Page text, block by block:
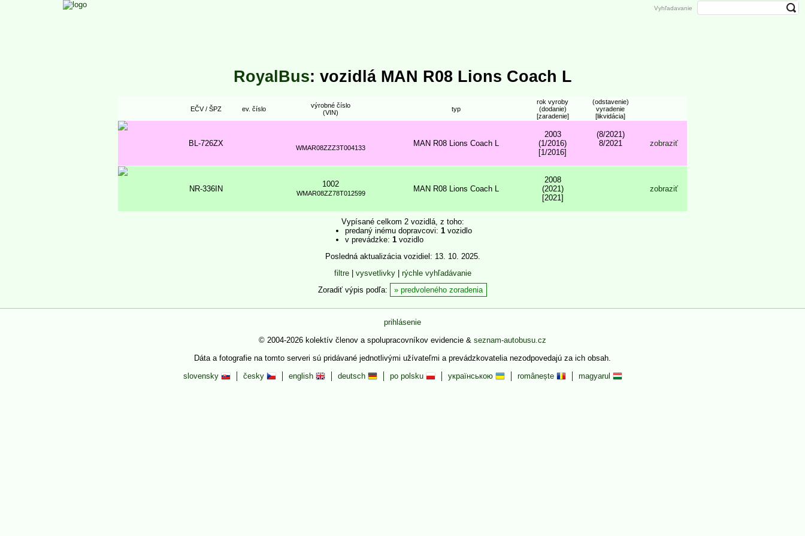
RoyalBus: vozidlá MAN R08 Lions Coach L
EČV / ŠPZ ev. číslo
výrobné číslo
(VIN)
typ
rok vyroby
(dodanie)
[zaradenie]
(odstavenie)
vyradenie
[likvidácia]
BL-726ZX WMAR08ZZZ3T004133 MAN R08 Lions Coach L
2003
(1/2016)
[1/2016]
(8/2021)
8/2021
zobraziť
NR-336IN
1002
WMAR08ZZ78T012599 MAN R08 Lions Coach L
2008
(2021)
[2021]
zobraziť
Vypísané celkom 2 vozidlá, z toho:
predaný inému dopravcovi: 1 vozidlo
v prevádzke: 1 vozidlo
Posledná aktualizácia vozidiel: 13. 10. 2025.
filtre| vysvetlivky| rýchle vyhľadávanie
Zoradiť výpis podľa:
predvoleného zoradenia
Vyhľadavanie
prihlásenie
© 2004-2026 kolektív členov a spolupracovníkov evidencie & seznam-autobusu.cz
Dáta a fotografie na tomto serveri sú pridávané jednotlivými užívateľmi a prevádzkovatelia nezodpovedajú za ich obsah.
slovensky
česky english deutsch po polsku українською românește magyarul